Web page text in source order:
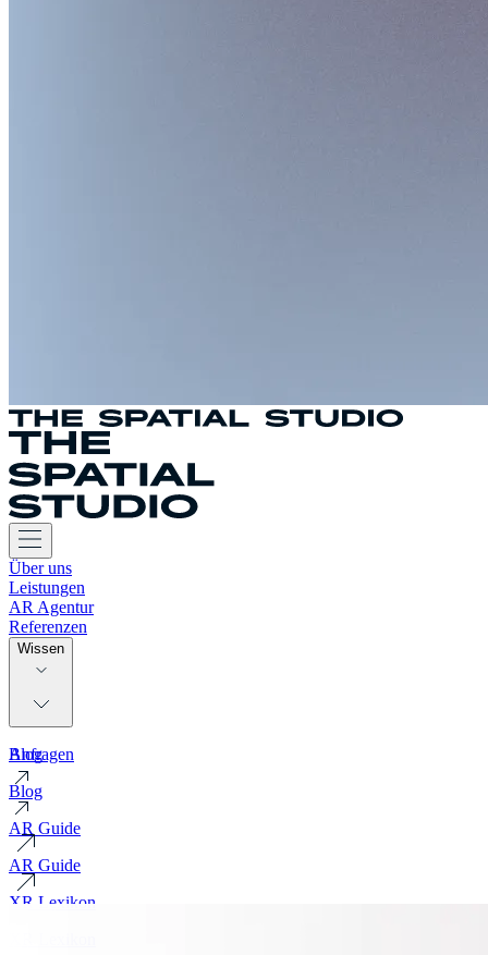
Über uns
Leistungen
AR Agentur
Referenzen
Wissen
Blog
Blog
AR Guide
AR Guide
XR Lexikon
Anfragen